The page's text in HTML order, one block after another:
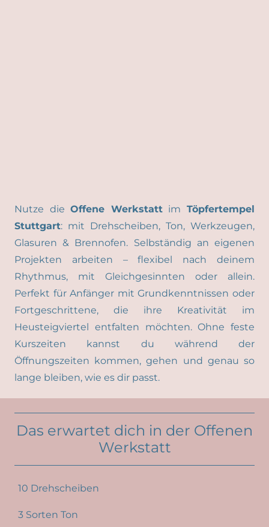
Nutze dieOffene WerkstattimTöpfertempel
Stuttgart: mit Drehscheiben, Ton, Werkzeugen,
Glasuren & Brennofen. Selbständig an eigenen
Projekten arbeiten – flexibel nach deinem
Rhythmus, mit Gleichgesinnten oder allein.
Perfekt für Anfänger mit Grundkenntnissen oder
Fortgeschrittene, die ihre Kreativität im
Heusteigviertel entfalten möchten. Ohne feste
Kurszeiten kannst du während der
Öffnungszeiten kommen, gehen und genau so
lange bleiben, wie es dir passt.
Das erwartet dich in der Offenen
Werkstatt
10 Drehscheiben
3 Sorten Ton